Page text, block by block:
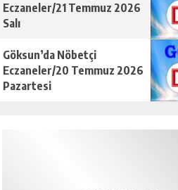
Eczaneler/21 Temmuz 2026
Salı
Göksun’da Nöbetçi
Eczaneler/20 Temmuz 2026
Pazartesi